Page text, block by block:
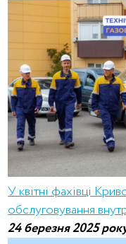
У квітні фахівці
обслуговування
24 березня 2025